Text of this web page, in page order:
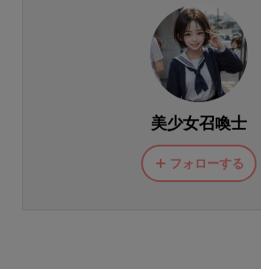
美少女召喚士
フォローする